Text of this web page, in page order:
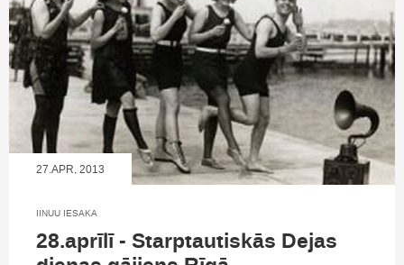
27.APR, 2013
IINUU IESAKA
28.aprīlī - Starptautiskās Dejas